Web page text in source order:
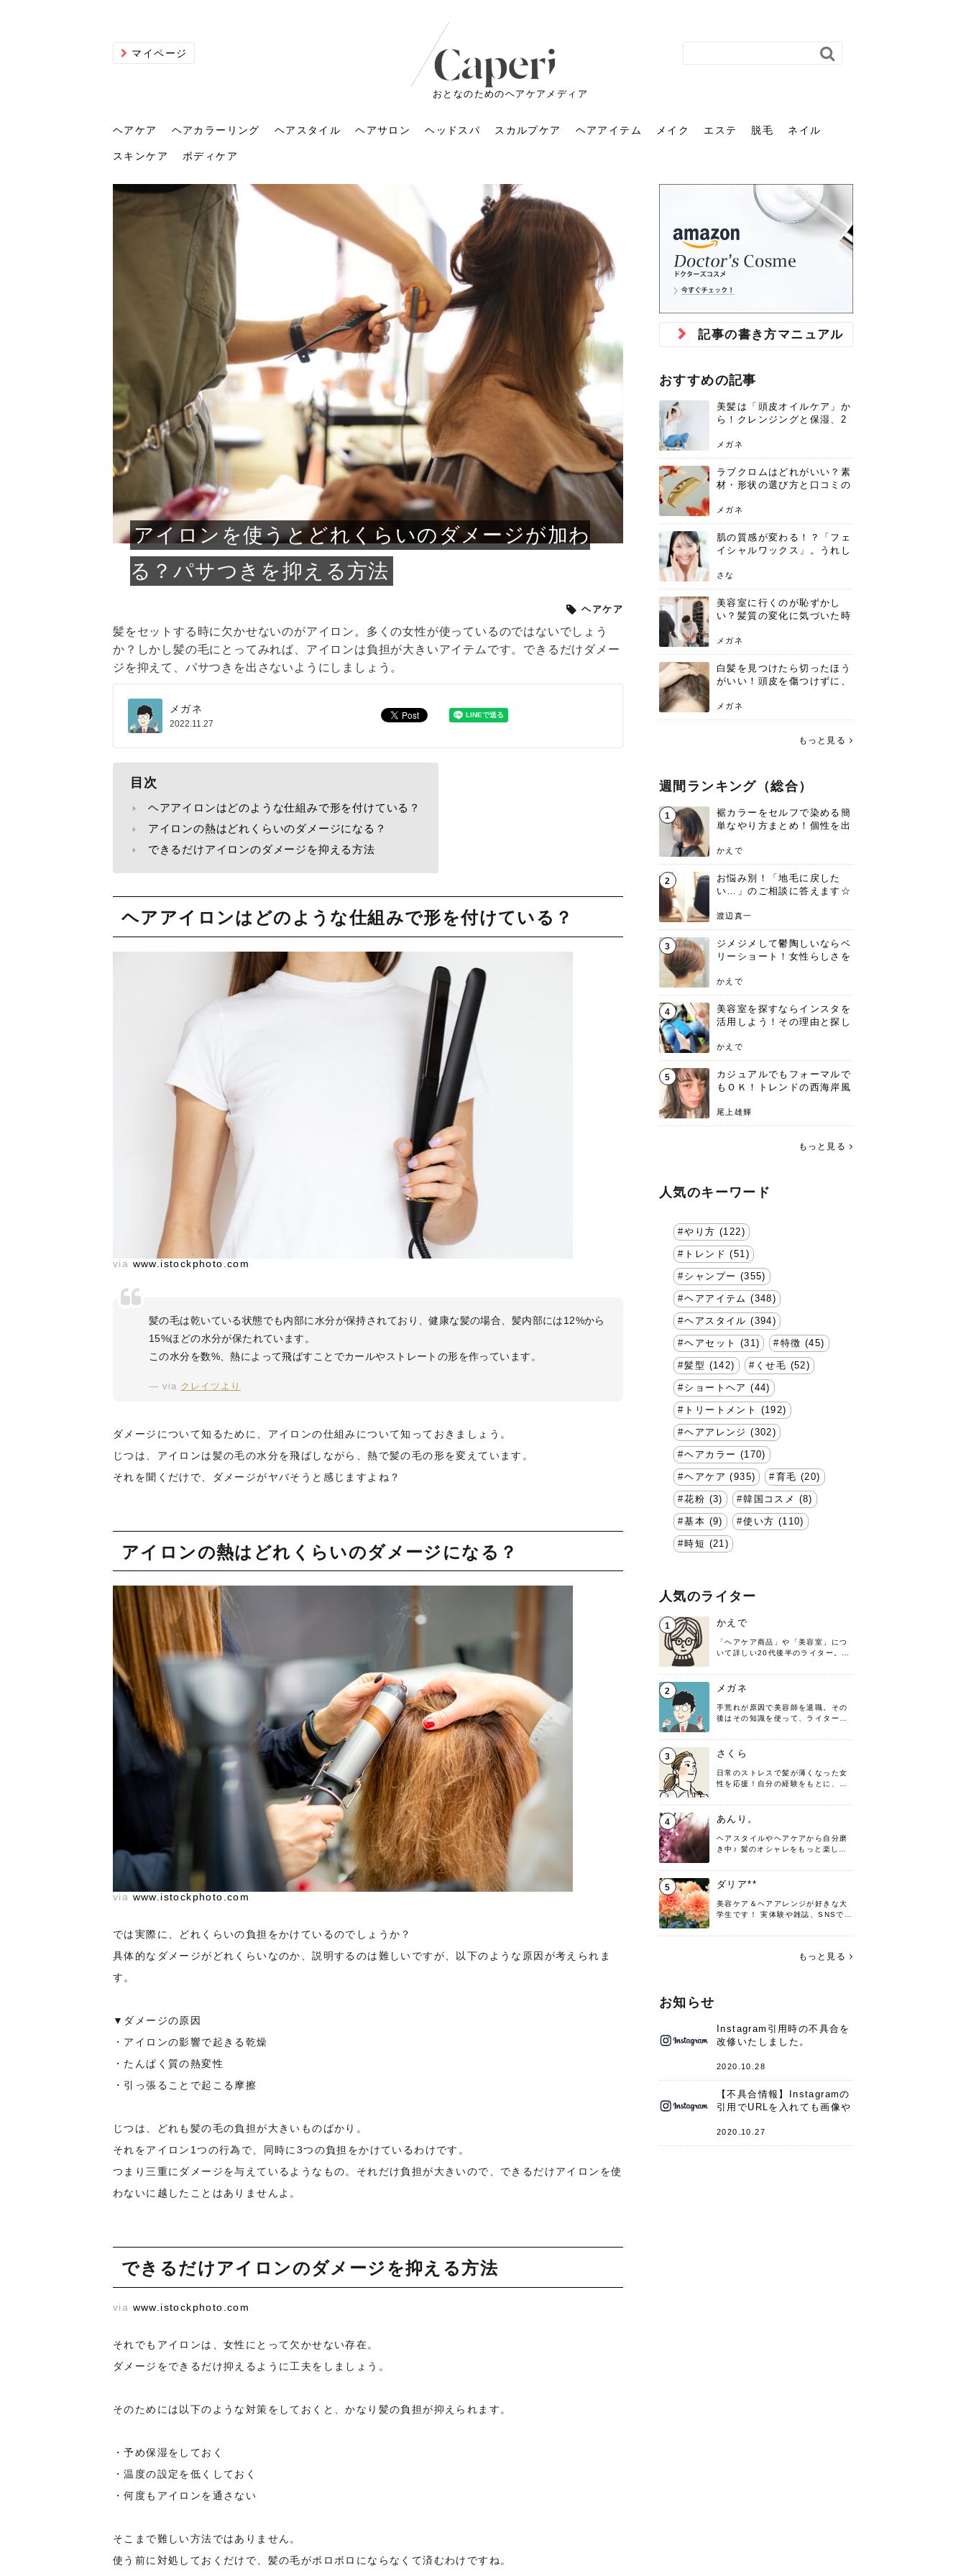
マイページ
おとなのためのヘアケアメディア
ヘアケア
トリートメントの付け方で
仕上がりが変わる｜効かな
い原因...
トリートメントの付け方で仕上がりは
大きく変わります。今回は、毛先中心
の塗り...
朝の5分が変わる！寝癖がつ
かない予防方法と時短寝癖
直し...
新生活シーズン、朝の身支度を少しで
も短くしたい人は多いはず。じつは寝
癖は、...
花粉で髪がパサパサするの
はなぜ？原因と落とし方・
防ぎ方を紹介
花粉の季節になると、髪がパサつく、
ありま...
さくら
もっと見る
ヘアカラーリング
髪のくすみが気になる人
へ！2026春トレンドの明る
めく...
2026春のトレンドカラーは明るめのく
すみカラーです。ただし、髪がすでに
く...
ツヤと透明感で垢抜ける！
自然なヘアカラーで作る
「きれい...
職場で浮かない落ち着いたトーンにし
たいけれど、どこか垢抜けた印象にし
たいと...
肌に合う髪色、どう見つけ
る？「イエベ」「ブルベ」
診断と...
美容室で素敵なヘアカラーに染めても
「なん...
かえで
もっと見る
ヘアスタイル
2026年のショートウルフ最
新トレンドとは？ナチュラ
ル...
2026年のショートウルフは、ナチュラ
ルでエアリーな仕上がりが今っぽい正
解...
ルーズウェーブとは？2026
年の注目スタイルと長さ別
の...
2026年はレイヤーカットを使った髪型
のトレンドと重なり、ルーズウェーブ
ヘ...
40代のパーマがダレる原因
とは？自宅でできる復活術
と長...
パーマをかけたばかりなのに、もうカ
はいな...
メガネ
もっと見る
ヘアサロン
美容室に行くのが恥ずかし
い？髪質の変化に気づいた
時こそ...
しばらく美容室に行けていないし、そ
ろそろ髪型を変えて気分転換したいと
思って...
お気に入りのお店が倒産し
た後の美容室の探し方！失
敗しに...
美容室を倒産する数が増えているとい
うニュースがありました。もともと美
容室の...
前髪を薄くするための美容
院の頼み方とは？失敗しな
いため...
前髪は薄くしたほうが今風でおしゃれ
たいと...
かえで
もっと見る
ヘッドスパ
ヘッドスパの落とし穴！知
らないと損する真実
ヘッドスパは、頭皮の汚れを落として
血行を促進し、リラックス効果や美髪
効果が...
さろめ
頭皮を刺激してお顔のリフ
トアップ♪毎日こつこつカン
タン小顔☆
毎日のちょっとした習慣で小顔は作れ
る！頭のこりをほぐしてフェイスライ
ンのリ...
ヘッドスパで頭皮をケアし
よう！ヘッドスパの効果と
おすすめの人
普段目に見えない頭皮ですが、何のケ
積して...
yukarin
もっと見る
スカルプケア
髪を育てるには？毎日の洗
い方と生活習慣を見直す基
本ケア
髪をきれいに育てるには高価なアイテ
ムを増やす前に、洗い方や乾かし方、
頭皮の...
頭皮マッサージで目がぱっ
ちりする理由は？具体的な
やり方...
目元の印象を左右するのは目そのもの
ではなく、頭皮の状態かもしれませ
ん。以下...
ストレスで髪の毛はどう変
わる？抜け毛・パサつきの
原因と...
最近、髪のツヤがなくなったという方
は、スト...
さくら
もっと見る
ヘアアイテム
発酵エキスシャンプーって
何がいいの？無印良品など
のシャ...
スキンケアで人気の発酵成分が、シャ
ンプーにも広がっています。無印良品
などの...
アイロンが苦手でも大丈
夫！ブラッシング感覚で使
えるヘア...
ヘアアイロンを使うのが苦手、火傷が
怖いと感じている方はいないでしょう
か？そ...
40代の髪を悩みに最適！韓
国発「ダリーフ」でヘアセ
ット...
韓国コスメを使うのは若い子だけだと
グラム...
さくら
もっと見る
メイク
ミニマリストのメイク術｜
少ないアイテムで「自分ら
しい美...
「たくさんのコスメを持っているの
に、実際に使っているのはいつも同じ
ものばか...
V3ファンデーションは危な
い？針の仕組み・全4種比
較・...
メイクをしている時間も、スキンケア
の時間に変えるという発想から生まれ
たのが...
「おしゃれ」と「身だしな
み」は違う。相手に信頼感
を与え...
新しい環境に臨むとき、多くの人が意
メイク...
さな
もっと見る
エステ
針で小顔を目指す！美容鍼
の効果と後悔しない選び方
のポイント
フェイスラインをすっきりさせたいと
いうお悩みを抱えている方はいないで
しょう...
リンパマッサージと経絡マ
ッサージの違いとは？効果
と、自...
サロンのメニューを見ていると、「リ
ンパマッサージ」の他に「経絡マッサ
ージ」...
エステの勧誘が怖い人へ。
断ることは悪くない。自分
を守る...
「初回限定〇〇円！」そんなお得な体
に弱い...
さな
もっと見る
脱毛
化粧ノリが変わる「顔脱
毛」。4つのメリットと、始
める前...
顔の産毛をカミソリで剃って、毛抜き
で抜くなど、日々の自己処理を手間に
感じて...
子供の脱毛、日焼け肌はN
G？親子で学ぶ、安心・安全
なエ...
「ムダ毛が気になる」とお子さんが悩
んでいる姿を見て、エステ脱毛を検討
し始め...
「今さら」なんて言わせな
い。40代のVIO・顔脱毛、
賢...
40代になって、ふと自分のムダ毛のこ
毛を...
さな
もっと見る
ネイル
2026年運気アップネイルガ
イドを公開！幸運を呼ぶ色
と...
最近、なんとなく運気が停滞している
気がすると悩んでいないでしょうか？
じつは...
そのネイル、本当に似合っ
てる？指先をきれいに見え
るのは...
SNSや雑誌で見かけた素敵なネイルデ
ザインを、いざ自分の爪に試してみた
ら、...
オフィスネイルでも「キラ
キラ」はOK？派手に見えな
い上...
仕事中も、ふとした瞬間に自分の指先
く「キ...
あおい
もっと見る
スキンケア
スキンケア
急に小じわが増えた？原因
と種類の見分け方＆自宅で
できる...
ふと鏡を見て、急に小じわが増えたと
落ち込んでいないでしょうか？じつは
その原...
あおい
ルルルン ハイドラのどれが
良い？その違いは？PDRN
や...
ルルルン ハイドラシリーズを使いたい
けれど、種類が多くてどれを選べばい
いか...
ジュベルック スキンの効果
とは？毛穴・ニキビ跡への
ニキビ跡の凸凹をどうにかしたいと、
肌の質感でお悩みではないでしょう
か？肌に...
ゆい
もっと見る
ボディケア
ボディケア
人の手ならではの痩身効
果。オールハンドエステの
魅力と、...
痩身エステと一言で言っても、最新の
機器を使ったものから、昔ながらの手
技によ...
あかり
その医療ダイエット、後悔
しませんか？失敗する人の
共通点...
医師の管理のもと、科学的根拠に基づ
いて行う「医療ダイエット」は、自己
流のダ...
本気の痩身と体質改善に。
アーユルヴェーダに基づく
自己流のダイエットではなかなか落ち
ない、頑固な脂肪やセルライトを、本
気で体...
さな
もっと見る
アイロンを使うとどれくらいのダメージが加わ
る？パサつきを抑える方法
ヘアケア
髪をセットする時に欠かせないのがアイロン。多くの女性が使っているのではないでしょう
か？しかし髪の毛にとってみれば、アイロンは負担が大きいアイテムです。できるだけダメー
ジを抑えて、パサつきを出さないようにしましょう。
メガネ
2022.11.27
目次
ヘアアイロンはどのような仕組みで形を付けている？
アイロンの熱はどれくらいのダメージになる？
できるだけアイロンのダメージを抑える方法
ヘアアイロンはどのような仕組みで形を付けている？
via www.istockphoto.com
髪の毛は乾いている状態でも内部に水分が保持されており、健康な髪の場合、髪内部には12%から
15%ほどの水分が保たれています。
この水分を数%、熱によって飛ばすことでカールやストレートの形を作っています。
via クレイツより
ダメージについて知るために、アイロンの仕組みについて知っておきましょう。
じつは、アイロンは髪の毛の水分を飛ばしながら、熱で髪の毛の形を変えています。
それを聞くだけで、ダメージがヤバそうと感じますよね？
アイロンの熱はどれくらいのダメージになる？
via www.istockphoto.com
では実際に、どれくらいの負担をかけているのでしょうか？
具体的なダメージがどれくらいなのか、説明するのは難しいですが、以下のような原因が考えられま
す。
▼ダメージの原因
・アイロンの影響で起きる乾燥
・たんぱく質の熱変性
・引っ張ることで起こる摩擦
じつは、どれも髪の毛の負担が大きいものばかり。
それをアイロン1つの行為で、同時に3つの負担をかけているわけです。
つまり三重にダメージを与えているようなもの。それだけ負担が大きいので、できるだけアイロンを使
わないに越したことはありませんよ。
できるだけアイロンのダメージを抑える方法
via www.istockphoto.com
それでもアイロンは、女性にとって欠かせない存在。
ダメージをできるだけ抑えるように工夫をしましょう。
そのためには以下のような対策をしておくと、かなり髪の負担が抑えられます。
・予め保湿をしておく
・温度の設定を低くしておく
・何度もアイロンを通さない
そこまで難しい方法ではありません。
使う前に対処しておくだけで、髪の毛がボロボロにならなくて済むわけですね。
記事の書き方マニュアル
おすすめの記事
美髪は「頭皮オイルケア」か
ら！クレンジングと保湿、2
メガネ
ラブクロムはどれがいい？素
材・形状の選び方と口コミの
メガネ
肌の質感が変わる！？「フェ
イシャルワックス」。うれし
ための基礎知識
さな
美容室に行くのが恥ずかし
い？髪質の変化に気づいた時
メガネ
白髪を見つけたら切ったほう
がいい！頭皮を傷つけずに、
メガネ
もっと見る
週間ランキング（総合）
1
裾カラーをセルフで染める簡
単なやり方まとめ！個性を出
かえで
2
お悩み別！「地毛に戻した
い…」のご相談に答えます☆
渡辺真一
3
ジメジメして鬱陶しいならベ
リーショート！女性らしさを
かえで
4
美容室を探すならインスタを
活用しよう！その理由と探し
かえで
5
カジュアルでもフォーマルで
もＯＫ！トレンドの西海岸風
尾上雄輝
もっと見る
人気のキーワード
やり方 (122)
トレンド (51)
シャンプー (355)
ヘアアイテム (348)
ヘアスタイル (394)
ヘアセット (31) 特徴 (45)
髪型 (142) くせ毛 (52)
ショートヘア (44)
トリートメント (192)
ヘアアレンジ (302)
ヘアカラー (170)
ヘアケア (935) 育毛 (20)
花粉 (3) 韓国コスメ (8)
基本 (9) 使い方 (110)
時短 (21)
人気のライター
1 かえで
「ヘアケア商品」や「美容室」につ
いて詳しい20代後半のライター。楽
す！
2 メガネ
手荒れが原因で美容師を退職。その
後はその知識を使って、ライターと
髪の知識をわかりやすく紹介しま
す！
3 さくら
日常のストレスで髪が薄くなった女
性を応援！自分の経験をもとに、執
4 あんり。
ヘアスタイルやヘアケアから自分磨
き中♪ 髪のオシャレをもっと楽しめ
♡ 役立つ情報をお届けできるように
頑張ります！よろしくお願いしま
5 ダリア**
美容ケア＆ヘアアレンジが好きな大
学生です！ 実体験や雑誌、SNSで知
す。 これからよろしくお願いします
もっと見る
お知らせ
Instagram引用時の不具合を
改修いたしました。
2020.10.28
【不具合情報】Instagramの
引用でURLを入れても画像や
件
2020.10.27